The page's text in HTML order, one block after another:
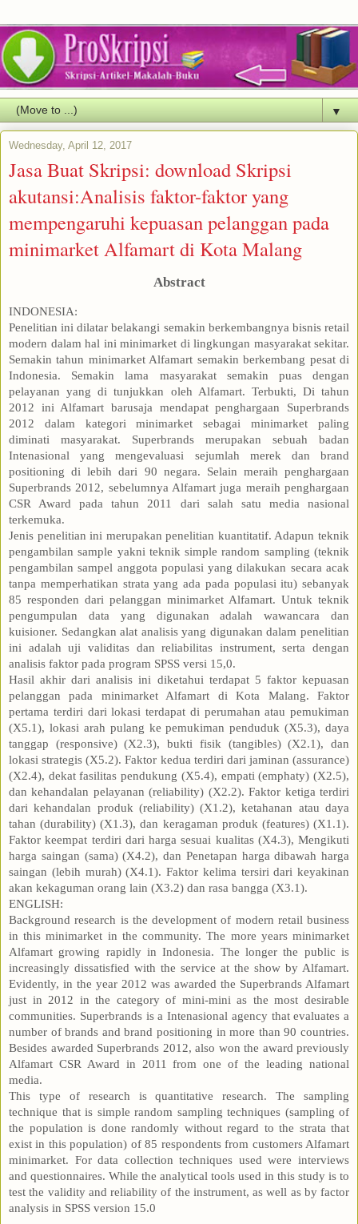
▼
Wednesday, April 12, 2017
Jasa Buat Skripsi: download Skripsi
akutansi:Analisis faktor-faktor yang
mempengaruhi kepuasan pelanggan pada
minimarket Alfamart di Kota Malang
Abstract
INDONESIA:
Penelitian ini dilatar belakangi semakin berkembangnya bisnis retail
modern dalam hal ini minimarket di lingkungan masyarakat sekitar.
Semakin tahun minimarket Alfamart semakin berkembang pesat di
Indonesia. Semakin lama masyarakat semakin puas dengan
pelayanan yang di tunjukkan oleh Alfamart. Terbukti, Di tahun
2012 ini Alfamart barusaja mendapat penghargaan Superbrands
2012 dalam kategori minimarket sebagai minimarket paling
diminati masyarakat. Superbrands merupakan sebuah badan
Intenasional yang mengevaluasi sejumlah merek dan brand
positioning di lebih dari 90 negara. Selain meraih penghargaan
Superbrands 2012, sebelumnya Alfamart juga meraih penghargaan
CSR Award pada tahun 2011 dari salah satu media nasional
terkemuka.
Jenis penelitian ini merupakan penelitian kuantitatif. Adapun teknik
pengambilan sample yakni teknik simple random sampling (teknik
pengambilan sampel anggota populasi yang dilakukan secara acak
tanpa memperhatikan strata yang ada pada populasi itu) sebanyak
85 responden dari pelanggan minimarket Alfamart. Untuk teknik
pengumpulan data yang digunakan adalah wawancara dan
kuisioner. Sedangkan alat analisis yang digunakan dalam penelitian
ini adalah uji validitas dan reliabilitas instrument, serta dengan
analisis faktor pada program SPSS versi 15,0.
Hasil akhir dari analisis ini diketahui terdapat 5 faktor kepuasan
pelanggan pada minimarket Alfamart di Kota Malang. Faktor
pertama terdiri dari lokasi terdapat di perumahan atau pemukiman
(X5.1), lokasi arah pulang ke pemukiman penduduk (X5.3), daya
tanggap (responsive) (X2.3), bukti fisik (tangibles) (X2.1), dan
lokasi strategis (X5.2). Faktor kedua terdiri dari jaminan (assurance)
(X2.4), dekat fasilitas pendukung (X5.4), empati (emphaty) (X2.5),
dan kehandalan pelayanan (reliability) (X2.2). Faktor ketiga terdiri
dari kehandalan produk (reliability) (X1.2), ketahanan atau daya
tahan (durability) (X1.3), dan keragaman produk (features) (X1.1).
Faktor keempat terdiri dari harga sesuai kualitas (X4.3), Mengikuti
harga saingan (sama) (X4.2), dan Penetapan harga dibawah harga
saingan (lebih murah) (X4.1). Faktor kelima tersiri dari keyakinan
akan kekaguman orang lain (X3.2) dan rasa bangga (X3.1).
ENGLISH:
Background research is the development of modern retail business
in this minimarket in the community. The more years minimarket
Alfamart growing rapidly in Indonesia. The longer the public is
increasingly dissatisfied with the service at the show by Alfamart.
Evidently, in the year 2012 was awarded the Superbrands Alfamart
just in 2012 in the category of mini-mini as the most desirable
communities. Superbrands is a Intenasional agency that evaluates a
number of brands and brand positioning in more than 90 countries.
Besides awarded Superbrands 2012, also won the award previously
Alfamart CSR Award in 2011 from one of the leading national
media.
This type of research is quantitative research. The sampling
technique that is simple random sampling techniques (sampling of
the population is done randomly without regard to the strata that
exist in this population) of 85 respondents from customers Alfamart
minimarket. For data collection techniques used were interviews
and questionnaires. While the analytical tools used in this study is to
test the validity and reliability of the instrument, as well as by factor
analysis in SPSS version 15.0